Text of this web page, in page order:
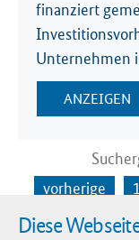
Diese
finanziert
Unternehmen
ANZEIGEN
vorherige
8